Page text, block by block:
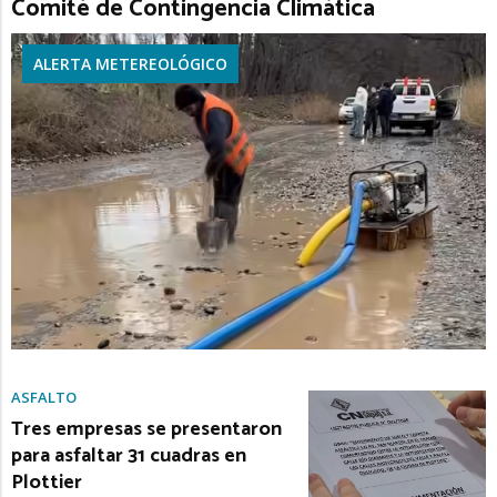
Comité de Contingencia Climática
ALERTA METEREOLÓGICO
ASFALTO
Tres empresas se presentaron
para asfaltar 31 cuadras en
Plottier